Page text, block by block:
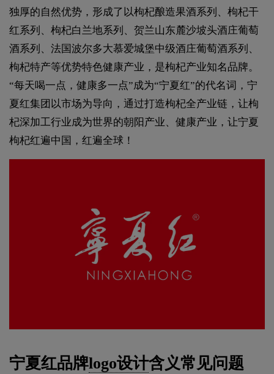
独厚的自然优势，形成了以枸杞酿造果酒系列、枸杞干
红系列、枸杞白兰地系列、贺兰山东麓沙坡头酒庄葡萄
酒系列、法国波尔多大慕爱城堡中级酒庄葡萄酒系列、
枸杞特产等优势特色健康产业，是枸杞产业知名品牌。
“每天喝一点，健康多一点”成为“宁夏红”的代名词，宁
夏红集团以市场为导向，通过打造枸杞全产业链，让枸
杞深加工行业成为世界的朝阳产业、健康产业，让宁夏
枸杞红遍中国，红遍全球！
宁夏红品牌logo设计含义常见问题